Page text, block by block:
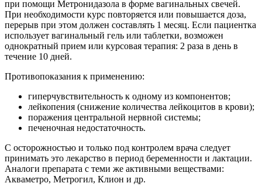
при помощи Метронидазола в форме вагинальных свечей.
При необходимости курс повторяется или повышается доза,
перерыв при этом должен составлять 1 месяц. Если пациентка
использует вагинальный гель или таблетки, возможен
однократный прием или курсовая терапия: 2 раза в день в
течение 10 дней.
Противопоказания к применению:
гиперчувствительность к одному из компонентов;
лейкопения (снижение количества лейкоцитов в крови);
поражения центральной нервной системы;
печеночная недостаточность.
С осторожностью и только под контролем врача следует
принимать это лекарство в период беременности и лактации.
Аналоги препарата с теми же активными веществами:
Акваметро, Метрогил, Клион и др.